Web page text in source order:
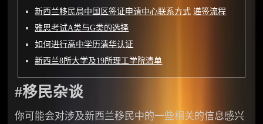
新西兰移民局中国区签证申请中心联系方式 递签流程
雅思考试A类与G类的选择
如何进行高中学历清华认证
新西兰8所大学及19所理工学院清单
#移民杂谈
你可能会对涉及新西兰移民中的一些相关的信息感兴